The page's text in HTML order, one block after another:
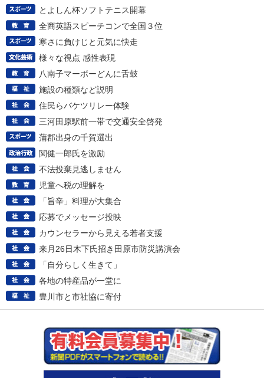
とよしん杯ソフトテニス開幕
全商英語スピーチコンで全国３位
寒さに負けじと元気に快走
様々な視点 感性表現
八南子マーボーどんに舌鼓
施設の種類など説明
住民らバケツリレー体験
三河田原駅前一帯で交通安全啓発
蒲郡出身の千賀選出
関健一郎氏を激励
不法投棄見逃しません
児童へ税の理解を
「旨辛」料理が大集合
応募でメッセージ投映
カウンセラーから見える若者支援
来月26日木下氏招き田原市防災講演会
「自分らしく生きて」
各地の特産品が一堂に
豊川市と市社協に寄付